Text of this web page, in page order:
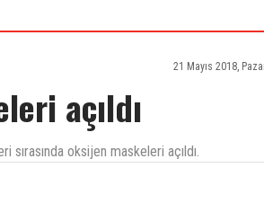
21 Mayıs 2018,
açıldı
sırasında oksijen maskeleri açıldı.